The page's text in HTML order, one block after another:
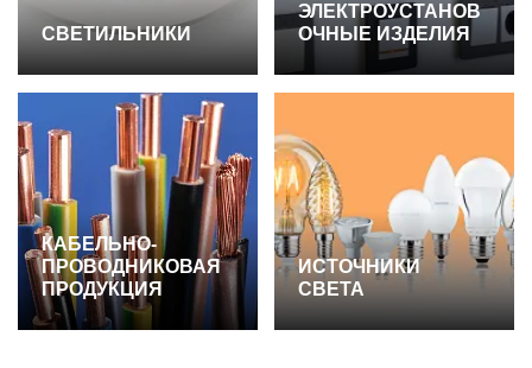
СВЕТИЛЬНИКИ
ЭЛЕКТРОУСТАНОВ
ОЧНЫЕ ИЗДЕЛИЯ
КАБЕЛЬНО-
ПРОВОДНИКОВАЯ
ПРОДУКЦИЯ
ИСТОЧНИКИ
СВЕТА